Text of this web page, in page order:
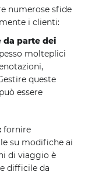
numerose sfide
i clienti:
da parte dei
molteplici
queste
essere
fornire
su modifiche ai
di viaggio è
difficile da